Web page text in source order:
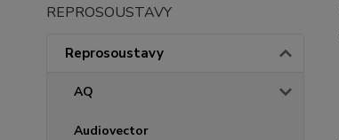
REPROSOUSTAVY
Reprosoustavy
AQ
Audiovector